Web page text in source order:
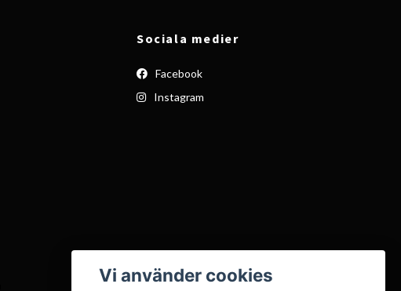
Sociala medier
Facebook
Instagram
Vi använder cookies